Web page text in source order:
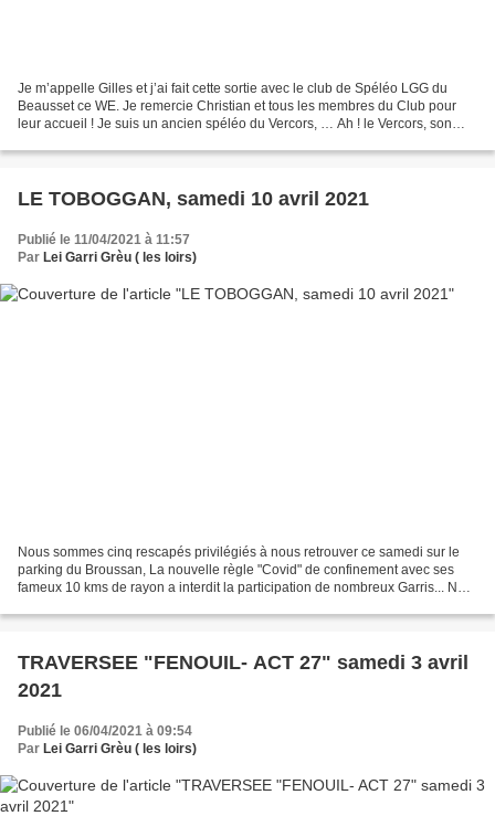
Je m’appelle Gilles et j’ai fait cette sortie avec le club de Spéléo LGG du
Beausset ce WE. Je remercie Christian et tous les membres du Club pour
leur accueil ! Je suis un ancien spéléo du Vercors, … Ah ! le Vercors, son
LE TOBOGGAN, samedi 10 avril 2021
Publié le 11/04/2021 à 11:57
Par Lei Garri Grèu ( les loirs)
Nous sommes cinq rescapés privilégiés à nous retrouver ce samedi sur le
parking du Broussan, La nouvelle règle "Covid" de confinement avec ses
fameux 10 kms de rayon a interdit la participation de nombreux Garris... Nos
TRAVERSEE "FENOUIL- ACT 27" samedi 3 avril
2021
Publié le 06/04/2021 à 09:54
Par Lei Garri Grèu ( les loirs)